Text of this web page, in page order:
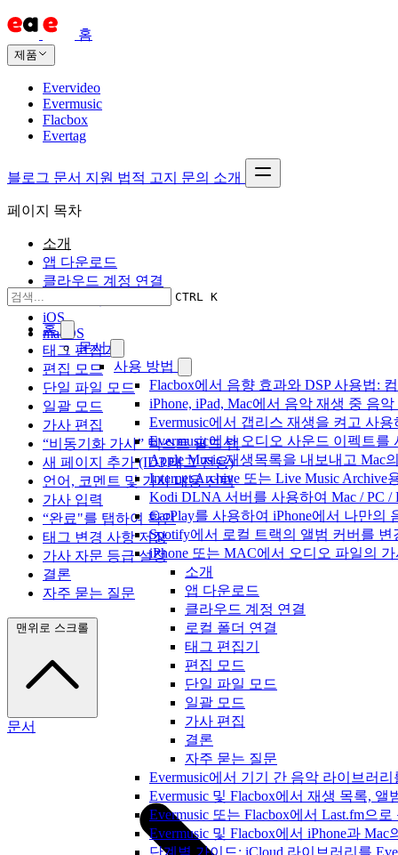
홈
제품
Evervideo
Evermusic
Flacbox
Evertag
블로그 문서 지원 법적 고지 문의 소개
CTRL K
홈
문서
사용 방법
Flacbox에서 음향 효과와 DSP 사용법:
iPhone, iPad, Mac에서 음악 재생 중 음
Evermusic에서 갭리스 재생을 켜고 사
Evermusic에서 오디오 사운드 이펙트
Apple Music 재생목록을 내보내고 Mac
Internet Archive 또는 Live Music
Kodi DLNA 서버를 사용하여 Mac / PC
CarPlay를 사용하여 iPhone에서 나만의
Spotify에서 로컬 트랙의 앨범 커버를
iPhone 또는 MAC에서 오디오 파일의
소개
앱 다운로드
클라우드 계정 연결
로컬 폴더 연결
태그 편집기
편집 모드
단일 파일 모드
일괄 모드
가사 편집
결론
자주 묻는 질문
Evermusic에서 기기 간 음악 라이브러
Evermusic 및 Flacbox에서 재생 목록,
Evermusic 또는 Flacbox에서 Last.fm으
Evermusic 및 Flacbox에서 iPhone과
단계별 가이드: iCloud 라이브러리를
페이지 목차
소개
앱 다운로드
클라우드 계정 연결
로컬 폴더 연결
iOS
macOS
태그 편집기
편집 모드
단일 파일 모드
일괄 모드
가사 편집
“비동기화 가사” 텍스트 필드 탭
새 페이지 추가 (ID3 태그 전용)
언어, 코멘트 및 가사 내용 선택
가사 입력
“완료"를 탭하여 확인
태그 변경 사항 저장
가사 자문 등급 설정
결론
자주 묻는 질문
맨위로 스크롤
문서